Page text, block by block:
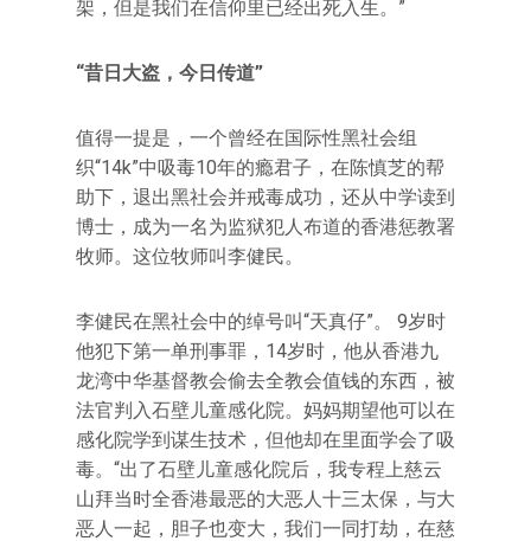
架，但是我们在信仰里已经出死入生。”
“昔日大盗，今日传道”
值得一提是，一个曾经在国际性黑社会组
织“14k”中吸毒10年的瘾君子，在陈慎芝的帮
助下，退出黑社会并戒毒成功，还从中学读到
博士，成为一名为监狱犯人布道的香港惩教署
牧师。这位牧师叫李健民。
李健民在黑社会中的绰号叫“天真仔”。 9岁时
他犯下第一单刑事罪，14岁时，他从香港九
龙湾中华基督教会偷去全教会值钱的东西，被
法官判入石壁儿童感化院。妈妈期望他可以在
感化院学到谋生技术，但他却在里面学会了吸
毒。“出了石壁儿童感化院后，我专程上慈云
山拜当时全香港最恶的大恶人十三太保，与大
恶人一起，胆子也变大，我们一同打劫，在慈